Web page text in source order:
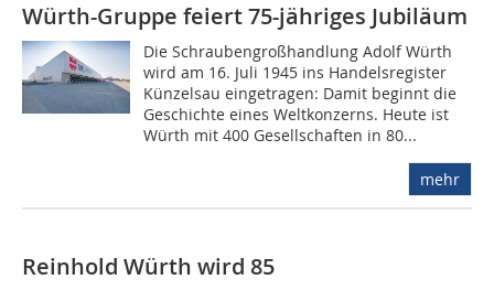
Würth-Gruppe feiert 75-jähriges Jubiläum
Die Schraubengroßhandlung Adolf Würth
wird am 16. Juli 1945 ins Handelsregister
Künzelsau eingetragen: Damit beginnt die
Geschichte eines Weltkonzerns. Heute ist
Würth mit 400 Gesellschaften in 80...
mehr
Reinhold Würth wird 85